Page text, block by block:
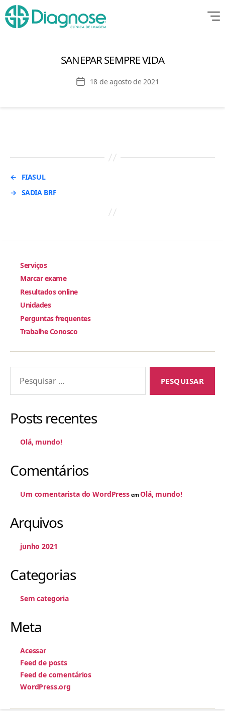
SANEPAR SEMPRE VIDA
Data18 de agosto de 2021
←
FIASUL
→ SADIA BRF
Serviços
Marcar exame
Resultados online
Unidades
Perguntas frequentes
Trabalhe Conosco
Posts recentes
Olá, mundo!
Comentários
Um comentarista do WordPressemOlá, mundo!
Arquivos
junho 2021
Categorias
Sem categoria
Meta
Acessar
Feed de posts
Feed de comentários
WordPress.org